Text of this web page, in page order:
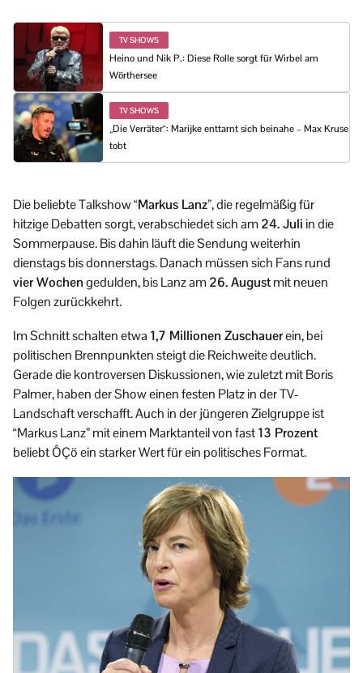
TV SHOWS
Heino und Nik P.: Diese Rolle sorgt für Wirbel am
Wörthersee
TV SHOWS
„Die Verräter“: Marijke enttarnt sich beinahe – Max Kruse
tobt
Die beliebte Talkshow“Markus Lanz”, die regelmäßig für
hitzige Debatten sorgt, verabschiedet sich am24. Juli in die
Sommerpause. Bis dahin läuft die Sendung weiterhin
dienstags bis donnerstags. Danach müssen sich Fans rund
vier Wochengedulden, bis Lanz am26. Augustmit neuen
Folgen zurückkehrt.
Im Schnitt schalten etwa 1,7 Millionen Zuschauerein, bei
politischen Brennpunkten steigt die Reichweite deutlich.
Gerade die kontroversen Diskussionen, wie zuletzt mit Boris
Palmer, haben der Show einen festen Platz in der TV-
Landschaft verschafft. Auch in der jüngeren Zielgruppe ist
“Markus Lanz” mit einem Marktanteil von fast13 Prozent
beliebt ÔÇö ein starker Wert für ein politisches Format.